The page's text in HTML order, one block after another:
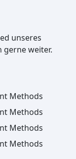
unseres
gerne weiter.